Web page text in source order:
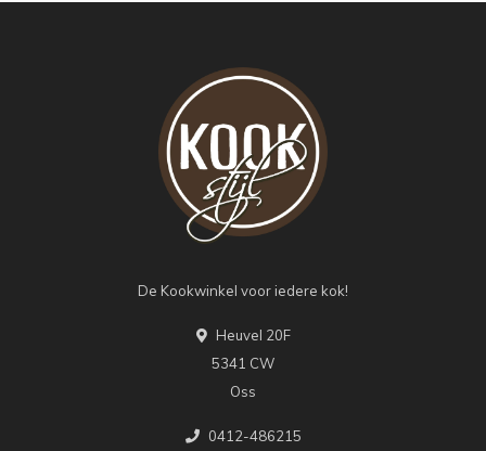
De Kookwinkel voor iedere kok!
Heuvel 20F
5341 CW
Oss
0412-486215